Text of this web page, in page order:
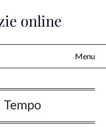
online
Menu
Tempo